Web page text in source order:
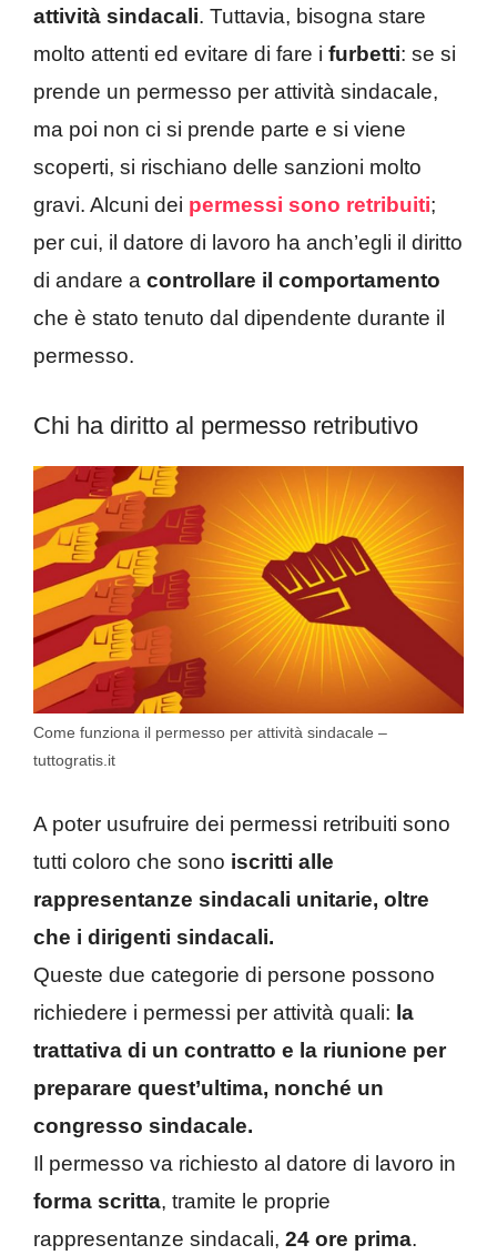
attività sindacali. Tuttavia, bisogna stare
molto attenti ed evitare di fare i furbetti: se si
prende un permesso per attività sindacale,
ma poi non ci si prende parte e si viene
scoperti, si rischiano delle sanzioni molto
gravi. Alcuni dei permessi sono retribuiti;
per cui, il datore di lavoro ha anch’egli il diritto
di andare a controllare il comportamento
che è stato tenuto dal dipendente durante il
permesso.
Chi ha diritto al permesso retributivo
Come funziona il permesso per attività sindacale –
tuttogratis.it
A poter usufruire dei permessi retribuiti sono
tutti coloro che sono iscritti alle
rappresentanze sindacali unitarie, oltre
che i dirigenti sindacali.
Queste due categorie di persone possono
richiedere i permessi per attività quali: la
trattativa di un contratto e la riunione per
preparare quest’ultima, nonché un
congresso sindacale.
Il permesso va richiesto al datore di lavoro in
forma scritta, tramite le proprie
rappresentanze sindacali, 24 ore prima.